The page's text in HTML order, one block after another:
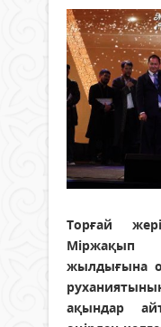
Торғай
жылдығына
ақындар